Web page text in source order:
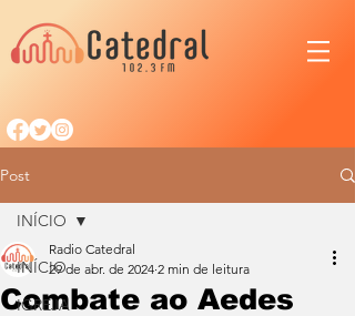
Post
INÍCIO
IGREJA
INÍCIO
Combate ao Aedes
Radio Catedral
29 de abr. de 2024 2 min de leitura